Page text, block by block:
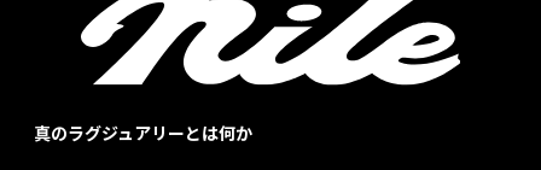
真のラグジュアリーとは何か